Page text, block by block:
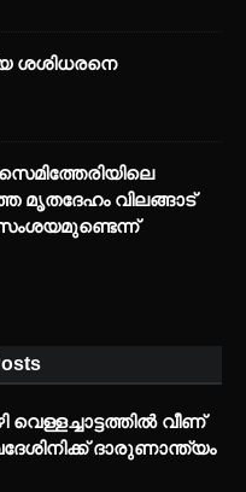
ശശിധരനെ
മൃതദേഹം വിലങ്ങാട്
വെള്ളച്ചാട്ടത്തില്‍ വീണ്
ദാരുണാന്ത്യം